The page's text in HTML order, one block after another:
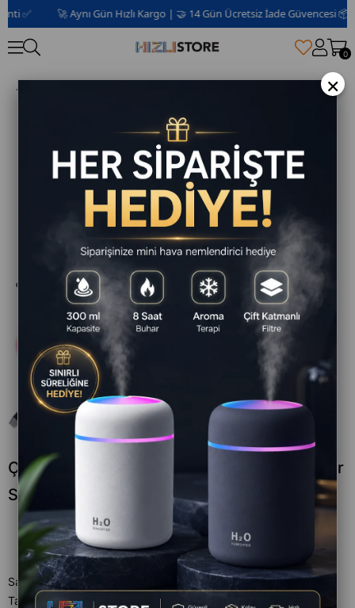
🚀 Aynı Gün Hızlı Kargo | 🤝 14 Gün Ücretsiz İade Güvencesi 📦 | 2
0
Çift 8 İnç TWS Bluetooth Hoparlör Taşınabilir
Speaker
Satıcı : Romm
Tahmini Teslim Süresi
Aynı Gün
×